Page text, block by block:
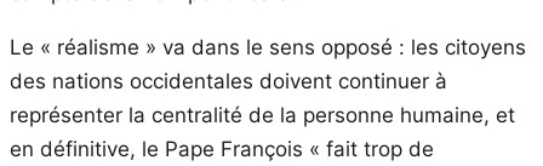
Le « réalisme » va dans le sens opposé : les citoyens
des nations occidentales doivent continuer à
représenter la centralité de la personne humaine, et
en définitive, le Pape François « fait trop de